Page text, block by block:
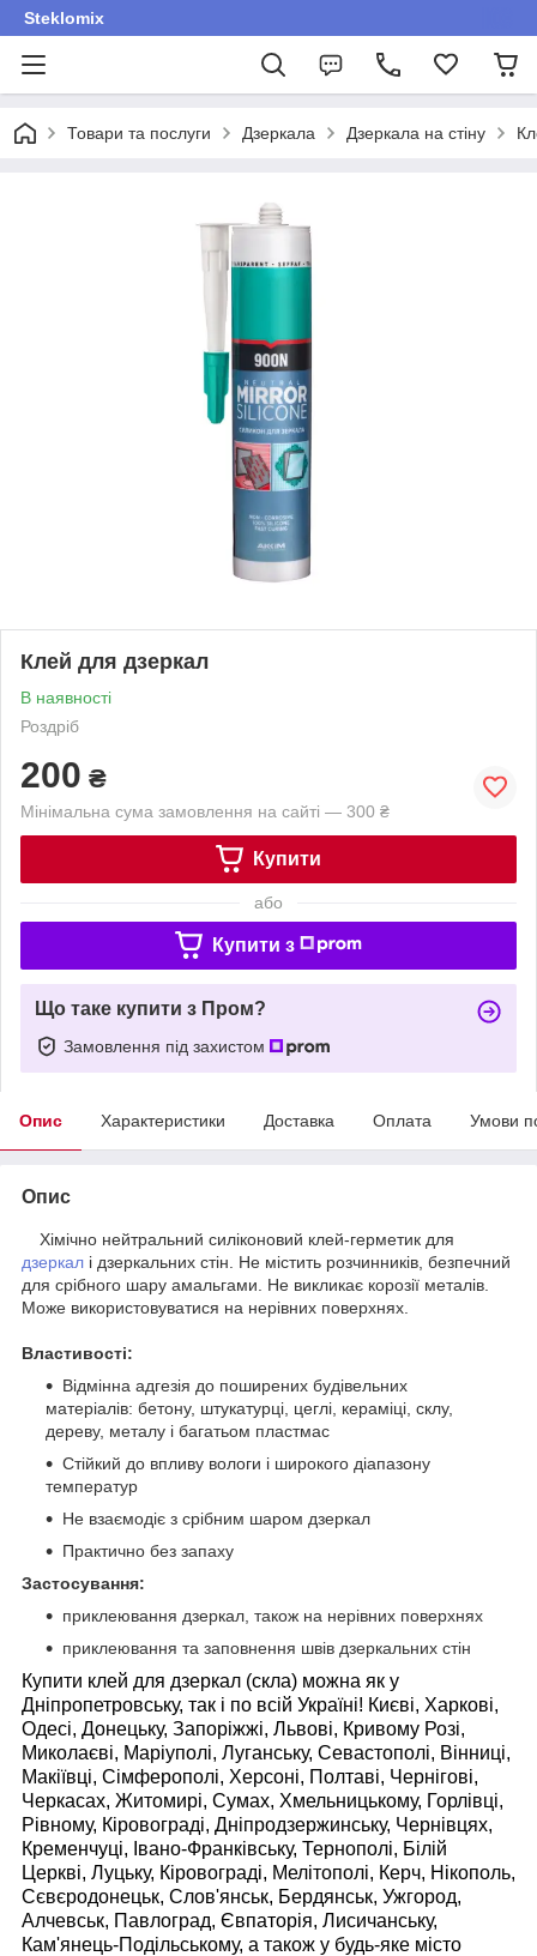
Steklomix
Товари та послуги Дзеркала Дзеркала на стіну
Клей для дзеркал
В наявності
Роздріб
200 ₴
Мінімальна сума замовлення на сайті — 300 ₴
Купити
або
Купити з
Що таке купити з Пром?
Замовлення під захистом
Опис Характеристики Доставка Оплата Умови
Опис
Хімічно нейтральний силіконовий клей-герметик для
дзеркал і дзеркальних стін. Не містить розчинників, безпечний
для срібного шару амальгами. Не викликає корозії металів.
Може використовуватися на нерівних поверхнях.
Властивості:
Відмінна адгезія до поширених будівельних
матеріалів: бетону, штукатурці, цеглі, кераміці, склу,
дереву, металу і багатьом пластмас
Стійкий до впливу вологи і широкого діапазону
температур
Не взаємодіє з срібним шаром дзеркал
Практично без запаху
Застосування:
приклеювання дзеркал, також на нерівних поверхнях
приклеювання та заповнення швів дзеркальних стін
Купити клей для дзеркал (скла) можна як у
Дніпропетровську, так і по всій Україні! Києві, Харкові,
Одесі, Донецьку, Запоріжжі, Львові, Кривому Розі,
Миколаєві, Маріуполі, Луганську, Севастополі, Вінниці,
Макіївці, Сімферополі, Херсоні, Полтаві, Чернігові,
Черкасах, Житомирі, Сумах, Хмельницькому, Горлівці,
Рівному, Кіровограді, Дніпродзержинську, Чернівцях,
Кременчуці, Івано-Франківську, Тернополі, Білій
Церкві, Луцьку, Кіровограді, Мелітополі, Керч, Нікополь,
Сєвєродонецьк, Слов'янськ, Бердянськ, Ужгород,
Алчевськ, Павлоград, Євпаторія, Лисичанську,
Кам'янець-Подільському, а також у будь-яке місто